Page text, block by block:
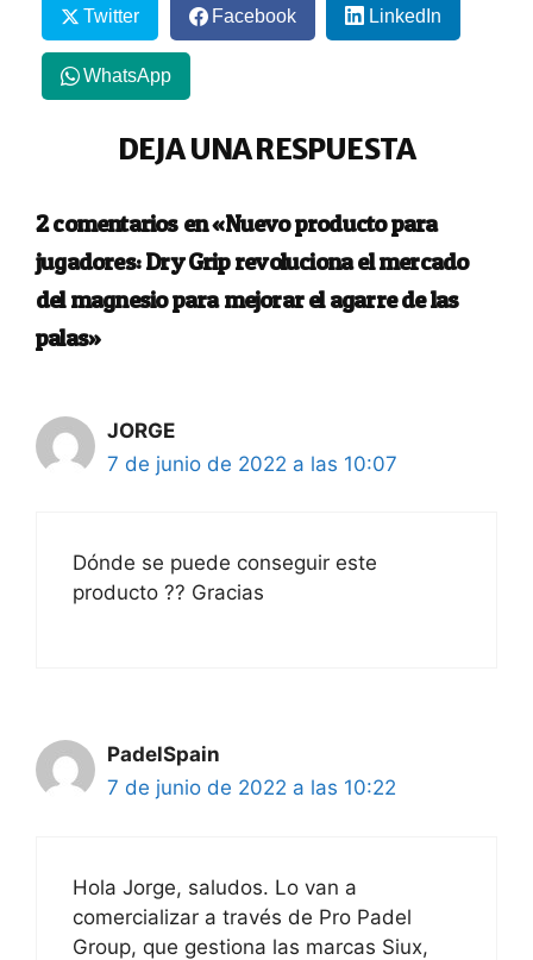
Twitter Facebook LinkedIn
WhatsApp
DEJA UNA RESPUESTA
2 comentarios en «Nuevo producto para
jugadores: Dry Grip revoluciona el mercado
del magnesio para mejorar el agarre de las
palas»
JORGE
7 de junio de 2022 a las 10:07
Dónde se puede conseguir este
producto ?? Gracias
PadelSpain
7 de junio de 2022 a las 10:22
Hola Jorge, saludos. Lo van a
comercializar a través de Pro Padel
Group, que gestiona las marcas Siux,